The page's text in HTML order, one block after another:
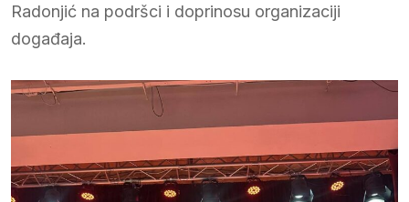
Radonjić na podršci i doprinosu organizaciji
događaja.